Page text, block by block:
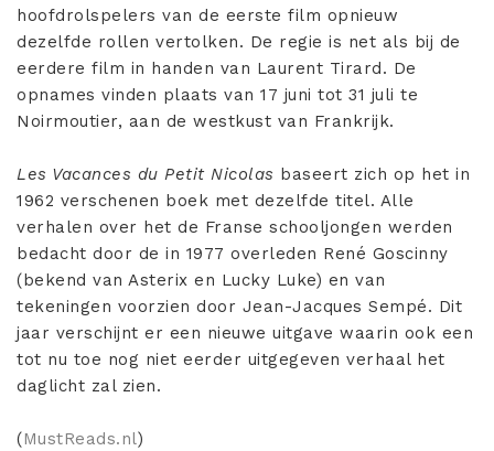
hoofdrolspelers van de eerste film opnieuw
dezelfde rollen vertolken. De regie is net als bij de
eerdere film in handen van Laurent Tirard. De
opnames vinden plaats van 17 juni tot 31 juli te
Noirmoutier, aan de westkust van Frankrijk.
Les Vacances du Petit Nicolas baseert zich op het in
1962 verschenen boek met dezelfde titel. Alle
verhalen over het de Franse schooljongen werden
bedacht door de in 1977 overleden René Goscinny
(bekend van Asterix en Lucky Luke) en van
tekeningen voorzien door Jean-Jacques Sempé. Dit
jaar verschijnt er een nieuwe uitgave waarin ook een
tot nu toe nog niet eerder uitgegeven verhaal het
daglicht zal zien.
(MustReads.nl)